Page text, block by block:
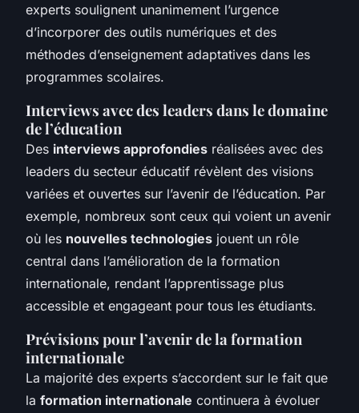
experts soulignent unanimement l’urgence
d’incorporer des outils numériques et des
méthodes d’enseignement adaptatives dans les
programmes scolaires.
Interviews avec des leaders dans le domaine
de l’éducation
Des interviews approfondies réalisées avec des
leaders du secteur éducatif révèlent des visions
variées et ouvertes sur l’avenir de l’éducation. Par
exemple, nombreux sont ceux qui voient un avenir
où les nouvelles technologies jouent un rôle
central dans l’amélioration de la formation
internationale, rendant l’apprentissage plus
accessible et engageant pour tous les étudiants.
Prévisions pour l’avenir de la formation
internationale
La majorité des experts s’accordent sur le fait que
la formation internationale continuera à évoluer